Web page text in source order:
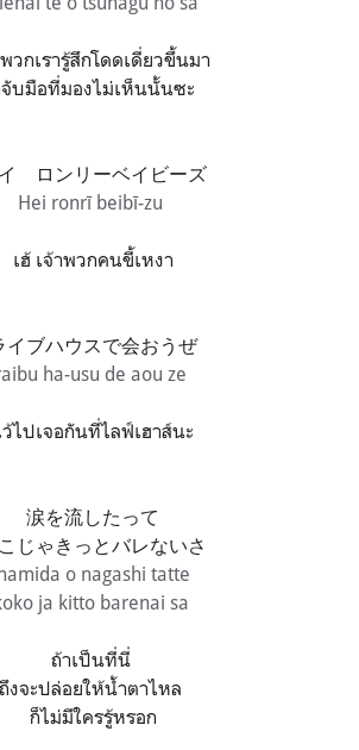
วกเรารู้สึกโดดเดี่ยวขึ้นมา
บมือที่มองไม่เห็นนั้นซะ
ロンリーベイビーズ
Hei ronrī beibī-zu
เฮ้ เจ้าพวกคนขี้เหงา
イブハウスで会おうぜ
ha-usu de aou ze
ไปเจอกันที่ไลฟ์เฮาส์นะ
涙を流したって
じゃきっとバレないさ
o nagashi tatte
ja kitto barenai sa
ถ้าเป็นที่นี่
ถึงจะปล่อยให้น้ำตาไหล
ก็ไม่มีใครรู้หรอก